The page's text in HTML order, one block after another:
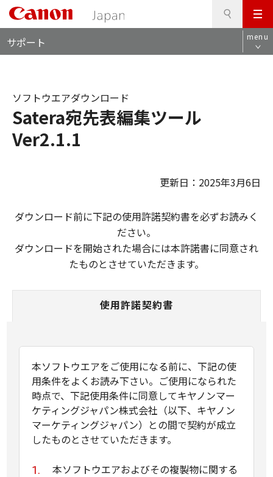
メ
ニ
ュ
サポート menu
Satera宛先表編集ツール
Ver2.1.1
ソフトウエアダウンロード
更新日：2025年3月6日
ダウンロード前に下記の使用許諾契約書を必ずお読みく
ださい。
ダウンロードを開始された場合には本許諾書に同意され
たものとさせていただきます。
使用許諾契約書
本ソフトウエアをご使用になる前に、下記の使
用条件をよくお読み下さい。ご使用になられた
時点で、下記使用条件に同意してキヤノンマー
ケティングジャパン株式会社（以下、キヤノン
マーケティングジャパン）との間で契約が成立
したものとさせていただきます。
本ソフトウエアおよびその複製物に関する